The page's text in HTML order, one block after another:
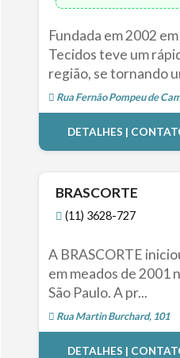
Fundada em 2002
Tecidos teve um
região, se tornando
Rua Fernão Pompeu de
DETALHES |
BRASCORTE
(11) 3628-727
A BRASCORTE
em meados de 2001
São Paulo. A pr...
Rua Martin Burchard, 101
DETALHES |